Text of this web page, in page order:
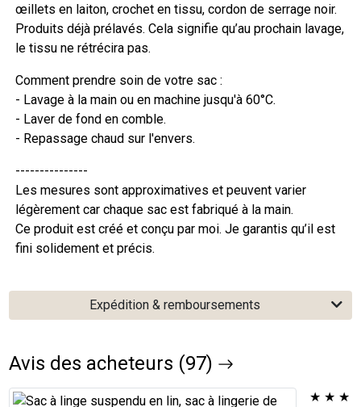
œillets en laiton, crochet en tissu, cordon de serrage noir.
Produits déjà prélavés. Cela signifie qu’au prochain lavage,
le tissu ne rétrécira pas.
Comment prendre soin de votre sac :
- Lavage à la main ou en machine jusqu'à 60°C.
- Laver de fond en comble.
- Repassage chaud sur l'envers.
---------------
Les mesures sont approximatives et peuvent varier
légèrement car chaque sac est fabriqué à la main.
Ce produit est créé et conçu par moi. Je garantis qu’il est
fini solidement et précis.
Expédition & remboursements
Avis des acheteurs (97)
★ ★ ★